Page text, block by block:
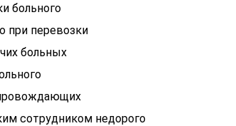
больного
при перевозки
больных
сотрудником недорого